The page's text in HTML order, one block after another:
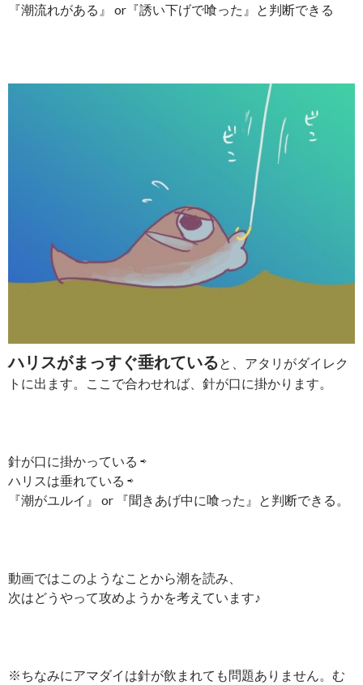
『潮流れがある』 or『誘い下げで喰った』と判断できる
ハリスがまっすぐ垂れている と、アタリがダイレク
トに出ます。ここで合わせれば、針が口に掛かります。
針が口に掛かっている ⇨
ハリスは垂れている ⇨
『潮がユルイ』 or 『聞きあげ中に喰った』と判断できる。
動画ではこのようなことから潮を読み、
次はどうやって攻めようかを考えています♪
※ちなみにアマダイは針が飲まれても問題ありません。む